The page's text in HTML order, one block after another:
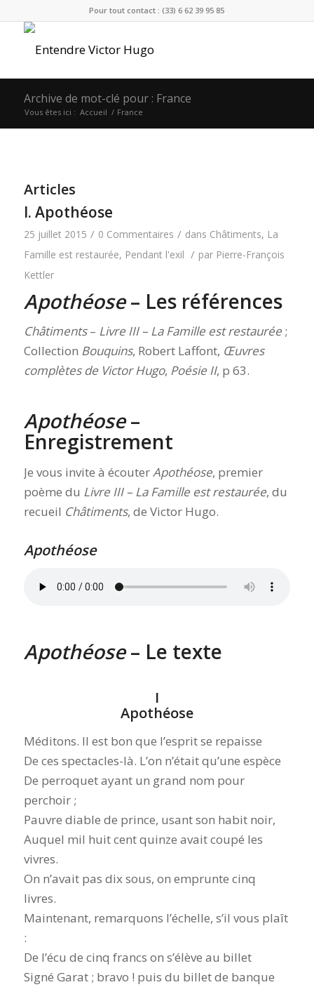
Pour tout contact : (33) 6 62 39 95 85
Archive de mot-clé pour : France
Vous êtes ici : Accueil / France
Articles
I. Apothéose
25 juillet 2015 / 0 Commentaires / dans Châtiments, La
Famille est restaurée, Pendant l'exil / par Pierre-François
Kettler
Apothéose– Les références
Châtiments– Livre III – La Famille est restaurée;
Collection Bouquins, Robert Laffont, Œuvres
complètes de Victor Hugo, Poésie II, p 63.
Apothéose–
Enregistrement
Je vous invite à écouterApothéose, premier
poème du Livre III – La Famille est restaurée, du
recueil Châtiments, de Victor Hugo.
Apothéose
Apothéose– Le texte
I
Apothéose
Méditons. Il est bon que l’esprit se repaisse
De ces spectacles-là. L’on n’était qu’une espèce
De perroquet ayant un grand nom pour
perchoir ;
Pauvre diable de prince, usant son habit noir,
Auquel mil huit cent quinze avait coupé les
vivres.
On n’avait pas dix sous, on emprunte cinq
livres.
Maintenant, remarquons l’échelle, s’il vous plaît
:
De l’écu de cinq francs on s’élève au billet
Signé Garat ; bravo ! puis du billet de banque